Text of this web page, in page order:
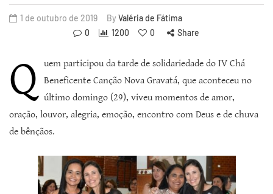
1 de outubro de 2019 By Valéria de Fátima
0
1200 0 Share
Q uem participou da tarde de solidariedade do IV Chá
Beneficente Canção Nova Gravatá, que aconteceu no
último domingo (29), viveu momentos de amor,
oração, louvor, alegria, emoção, encontro com Deus e de chuva
de bênçãos.